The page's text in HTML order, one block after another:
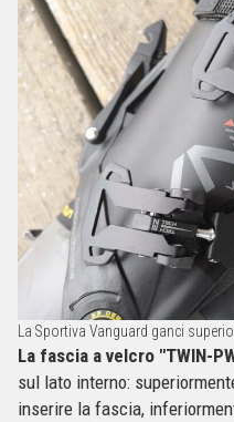
La Sportiva Vanguard ganci
La fascia a velcro "TWIN-
sul lato interno:
inserire la fascia,